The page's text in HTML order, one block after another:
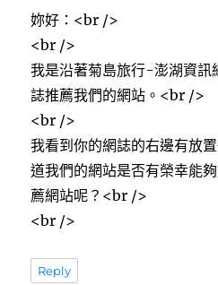
妳好：<br />
<br />
我是沿著菊島旅行-澎湖資訊
誌推薦我們的網站。<br />
<br />
我看到你的網誌的右邊有放
道我們的網站是否有榮幸能
薦網站呢？<br />
<br />
Reply